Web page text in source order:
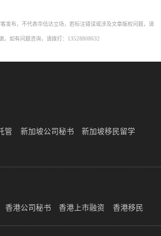
发布，不代表华信达立场，若标注错误或涉及文章版权问题，请
。如有问题咨询，请拨打：13528808632
管 新加坡公司秘书 新加坡移民留学
香港公司秘书 香港上市融资 香港移民